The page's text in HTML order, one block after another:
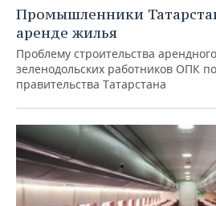
Промышленники
аренде жилья
Проблему строительства
зеленодольских работников ОПК
правительства Татарстана